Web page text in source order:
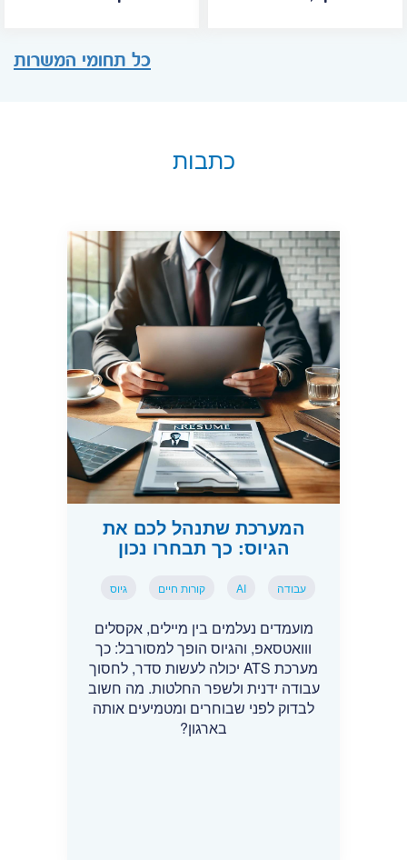
כל תחומי המשרות
כתבות
המערכת שתנהל לכם את
הגיוס: כך תבחרו נכון
עבודה AI קורות חיים גיוס
מועמדים נעלמים בין מיילים, אקסלים
ווואטסאפ, והגיוס הופך למסורבל: כך
מערכת ATS יכולה לעשות סדר, לחסוך
עבודה ידנית ולשפר החלטות. מה חשוב
לבדוק לפני שבוחרים ומטמיעים אותה
בארגון?